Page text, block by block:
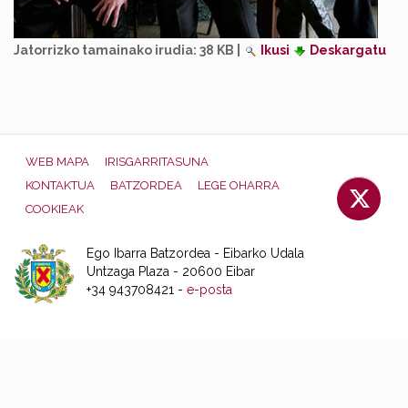
Jatorrizko tamainako irudia: 38 KB Ikusi Deskargatu
WEB MAPA
IRISGARRITASUNA
KONTAKTUA
BATZORDEA
LEGE OHARRA
COOKIEAK
Ego Ibarra Batzordea - Eibarko Udala
Untzaga Plaza - 20600 Eibar
+34 943708421 - e-posta